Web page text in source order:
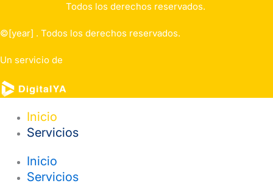
Todos los derechos reservados.
©[year] . Todos los derechos reservados.
Un servicio de
Inicio
Servicios
Inicio
Servicios